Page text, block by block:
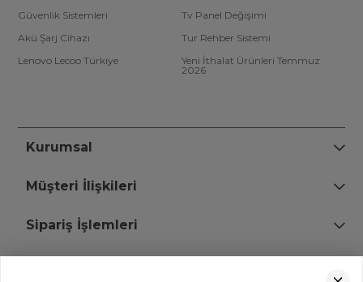
Güvenlik Sistemleri
Tv Panel Değişimi
Akü Şarj Cihazı
Tur Rehber Sistemi
Lenovo Lecoo Türkiye
Yeni İthalat Ürünleri Temmuz
2026
Kurumsal
Müşteri İlişkileri
Sipariş İşlemleri